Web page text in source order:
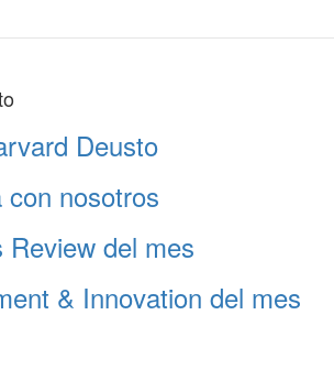
Deusto
con nosotros
Review del mes
& Innovation del mes